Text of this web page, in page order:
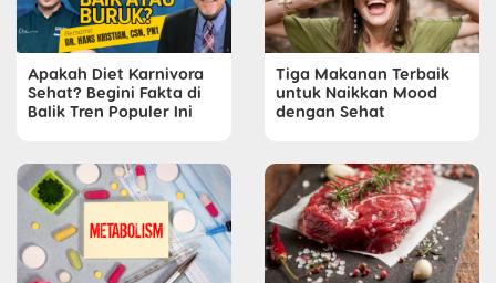
Apakah Diet Karnivora
Sehat? Begini Fakta di
Balik Tren Populer Ini
Tiga Makanan Terbaik
untuk Naikkan Mood
dengan Sehat